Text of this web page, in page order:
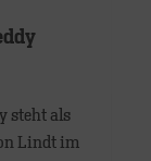
steht als
Lindt im